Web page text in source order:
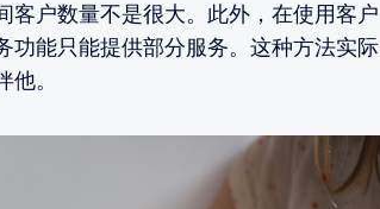
客户数量不是很大。此外，在使用客户
功能只能提供部分服务。这种方法实际
。